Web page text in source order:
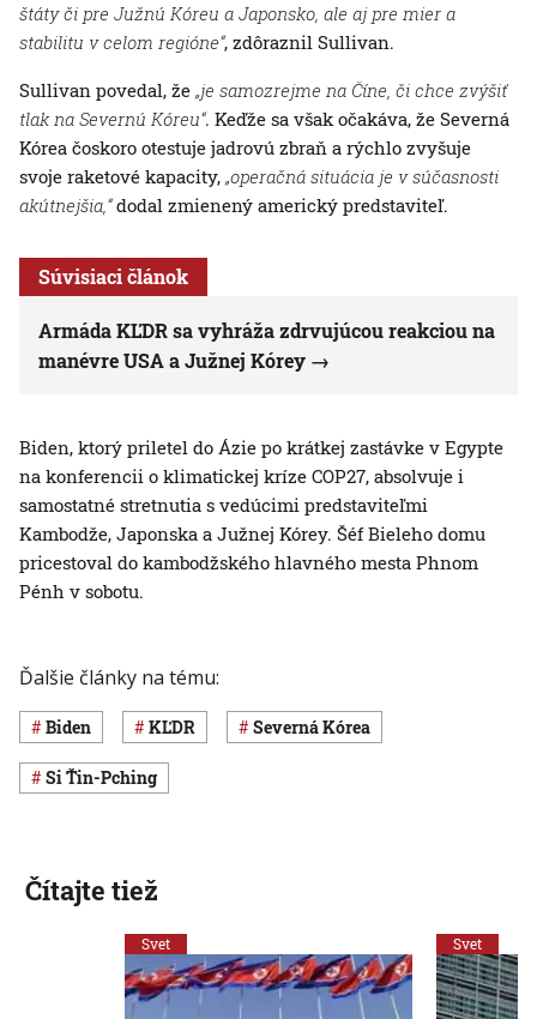
štáty či pre Južnú Kóreu a Japonsko, ale aj pre mier a
stabilitu v celom regióne“, zdôraznil Sullivan.
Sullivan povedal, že „je samozrejme na Číne, či chce zvýšiť
tlak na Severnú Kóreu“. Keďže sa však očakáva, že Severná
Kórea čoskoro otestuje jadrovú zbraň a rýchlo zvyšuje
svoje raketové kapacity, „operačná situácia je v súčasnosti
akútnejšia,“dodal zmienený americký predstaviteľ.
Súvisiaci článok
Armáda KĽDR sa vyhráža zdrvujúcou reakciou na
manévre USA a Južnej Kórey
Biden, ktorý priletel do Ázie po krátkej zastávke v Egypte
na konferencii o klimatickej kríze COP27, absolvuje i
samostatné stretnutia s vedúcimi predstaviteľmi
Kambodže, Japonska a Južnej Kórey. Šéf Bieleho domu
pricestoval do kambodžského hlavného mesta Phnom
Pénh v sobotu.
Ďalšie články na tému:
Biden KĽDR Severná Kórea
Si Ťin-Pching
Čítajte tiež
Svet Svet